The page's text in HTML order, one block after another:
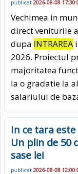
publicat 2026-08-08
Vechimea in
direct veniturile
dupa INTRAREA
2026. Proiectul
majoritatea
la o gradatie la
salariului de
In ce tara
Un plin de 50
sase lei
publicat 2026-08-08